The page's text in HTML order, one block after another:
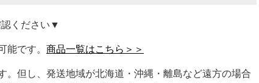
ください▼
能です。 商品一覧はこちら＞＞
但し、発送地域が北海道・沖縄・離島など遠方の場合